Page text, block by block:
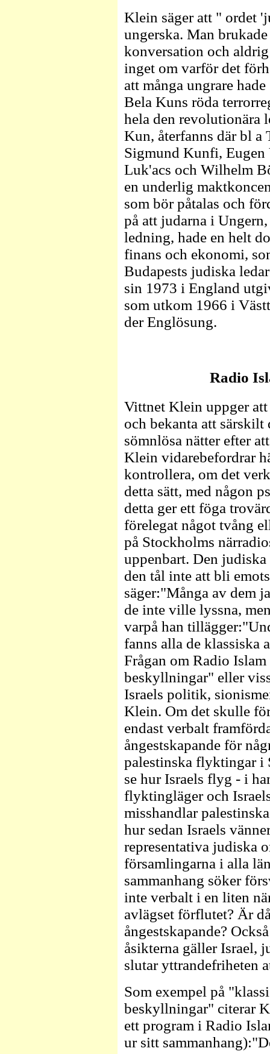
Klein säger att " ordet
ungerska. Man
konversation och
inget om varför det
att många ungrare
Bela Kuns röda
hela den revolutionära
Kun, återfanns där bl a
Sigmund Kunfi, Eugen
Luk'acs och Wilhelm
en underlig
som bör påtalas och
på att judarna i
ledning, hade en helt
finans och ekonomi,
Budapests judiska
sin 1973 i England
som utkom 1966 i
der Englösung.
Radio
Vittnet Klein uppger
och bekanta att
sömnlösa nätter efter
Klein vidarebefordrar
kontrollera, om det
detta sätt, med någon
detta ger ett föga
förelegat något tvång
på Stockholms
uppenbart. Den
den tål inte att bli
säger:"Många av dem
de inte ville lyssna,
varpå han
fanns alla de klassiska
Frågan om Radio
beskyllningar" eller
Israels politik,
Klein. Om det skulle
endast verbalt
ångestskapande för
palestinska flyktingar i
se hur Israels flyg - i
flyktingläger och
misshandlar
hur sedan Israels
representativa judiska
församlingarna i alla
sammanhang söker
inte verbalt i en liten
avlägset förflutet? Är
ångestskapande?
åsikterna gäller Israel,
slutar yttrandefriheten
Som exempel på
beskyllningar" citerar
ett program i Radio
ur sitt